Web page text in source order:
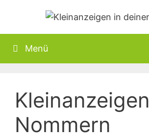
springen
Menü
Kleinanzeigen
Nommern